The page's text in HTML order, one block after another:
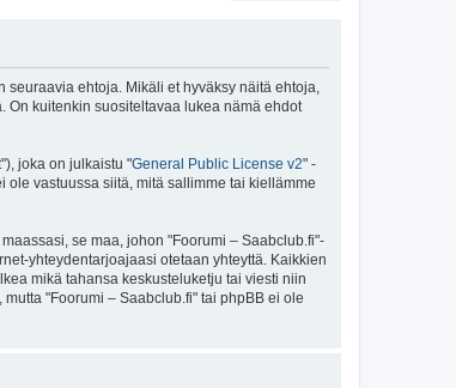
seuraavia ehtoja. Mikäli et hyväksy näitä ehtoja,
On kuitenkin suositeltavaa lukea nämä ehdot
joka on julkaistu "General Public License v2" -
vastuussa siitä, mitä sallimme tai kiellämme
se maa, johon "Foorumi – Saabclub.fi"-
yhteydentarjoajaasi otetaan yhteyttä. Kaikkien
mikä tahansa keskusteluketju tai viesti niin
"Foorumi – Saabclub.fi" tai phpBB ei ole